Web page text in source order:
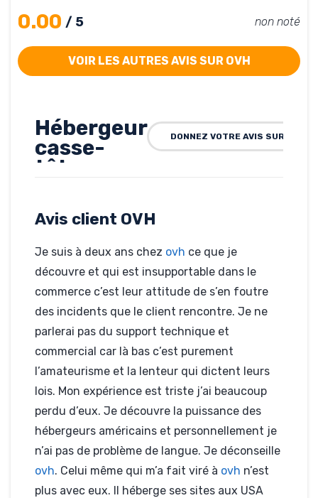
0.00 / 5 non noté
VOIR LES AUTRES AVIS SUR OVH
Hébergeur
casse-
tête
2013
monsiteenmarche.com
DONNEZ VOTRE AVIS SUR OVH
Avis client OVH
Je suis à deux ans chez ovh ce que je
découvre et qui est insupportable dans le
commerce c’est leur attitude de s’en foutre
des incidents que le client rencontre. Je ne
parlerai pas du support technique et
commercial car là bas c’est purement
l’amateurisme et la lenteur qui dictent leurs
lois. Mon expérience est triste j’ai beaucoup
perdu d’eux. Je découvre la puissance des
hébergeurs américains et personnellement je
n’ai pas de problème de langue. Je déconseille
ovh. Celui même qui m’a fait viré à ovh n’est
plus avec eux. Il héberge ses sites aux USA